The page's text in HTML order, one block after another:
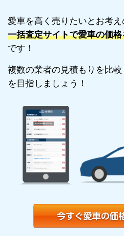
愛車を高く売りたいとお考え
一括査定サイトで愛車の価
です！
複数の業者の見積もりを比較
を目指しましょう！